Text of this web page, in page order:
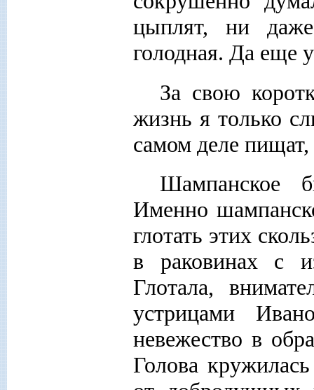
цыплят, ни
голодная. Да еще
За свою
жизнь я только
самом деле пищат,
Шампанское
Именно
глотать этих
в раковинах с
Глотала,
устрицами
невежество в
Голова